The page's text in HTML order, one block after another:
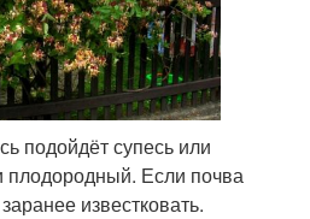
подойдёт супесь или
плодородный. Если почва
известковать.